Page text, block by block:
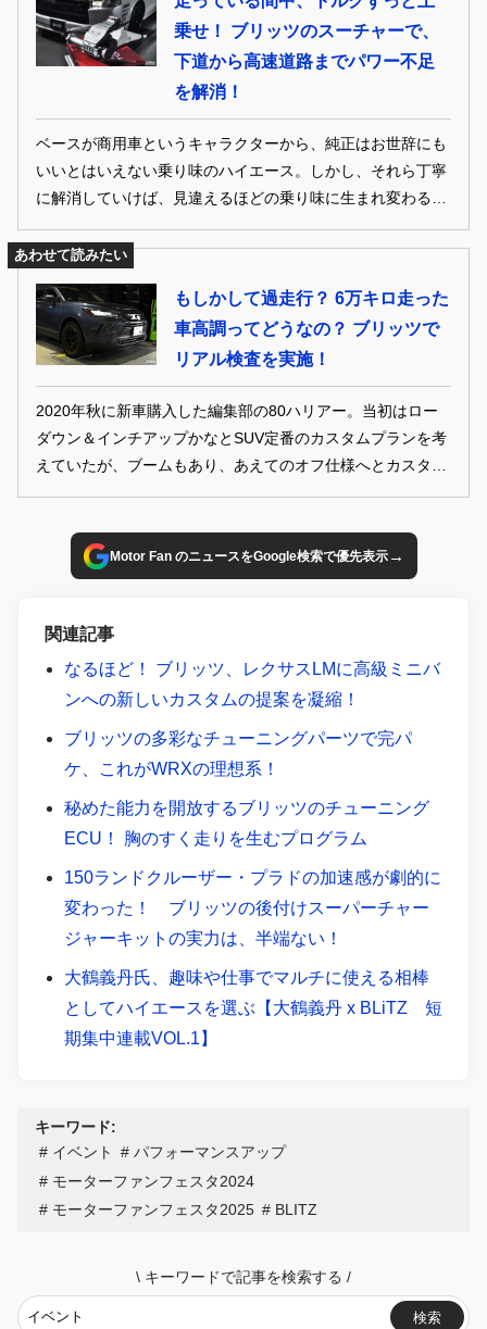
乗せ！ ブリッツのスーチャーで、
下道から高速道路までパワー不足
を解消！
ベースが商用車というキャラクターから、純正はお世辞にも
いいとはいえない乗り味のハイエース。しかし、それら丁寧
に解消していけば、見違えるほどの乗り味に生まれ変わる。
早速、サスペンションを中心とした、ハイエースを気持ちよ
く走らせるためのチューンアップ最新事情にクローズアッ
プ！
あわせて読みたい
もしかして過走行？ 6万キロ走った
車高調ってどうなの？ ブリッツで
リアル検査を実施！
2020年秋に新車購入した編集部の80ハリアー。当初はロー
ダウン＆インチアップかなとSUV定番のカスタムプランを考
えていたが、ブームもあり、あえてのオフ仕様へとカスタム
していった。チョイスした足まわりはブリッツの車高調「ダ
約1万キロ程度で車高調へと変更。それから約2年半。担当霜
田の足グルマとなりつつあるハリアーは、すでに走行距離は
ことになる。装着した当初は、推奨車高である前後ともに＋
32ミリに設定。それから1年ほど経った後、別撮影の都合上
車高はノーマル近くまで落としている。そんな車高調の状態
をチェックしてみた。
Motor Fan のニュースをGoogle検索で優先表示→
関連記事
なるほど！ ブリッツ、レクサスLMに高級ミニバ
ンへの新しいカスタムの提案を凝縮！
ブリッツの多彩なチューニングパーツで完パ
ケ、これがWRXの理想系！
秘めた能力を開放するブリッツのチューニング
ECU！ 胸のすく走りを生むプログラム
150ランドクルーザー・プラドの加速感が劇的に
変わった！ ブリッツの後付けスーパーチャー
ジャーキットの実力は、半端ない！
大鶴義丹氏、趣味や仕事でマルチに使える相棒
としてハイエースを選ぶ【大鶴義丹 x BLiTZ 短
期集中連載VOL.1】
キーワード:
イベント
パフォーマンスアップ
モーターファンフェスタ2024
モーターファンフェスタ2025
BLITZ
\ キーワードで記事を検索する /
検索